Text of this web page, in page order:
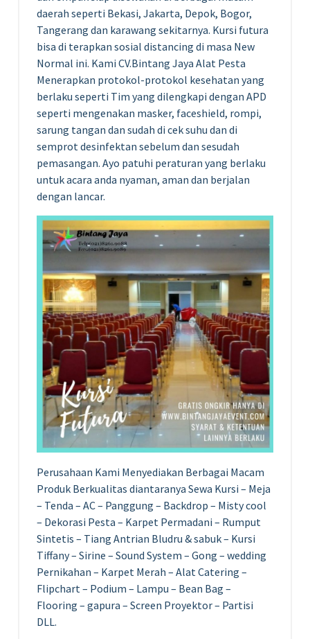
daerah seperti Bekasi, Jakarta, Depok, Bogor,
Tangerang dan karawang sekitarnya. Kursi futura
bisa di terapkan sosial distancing di masa New
Normal ini. Kami CV.Bintang Jaya Alat Pesta
Menerapkan protokol-protokol kesehatan yang
berlaku seperti Tim yang dilengkapi dengan APD
seperti mengenakan masker, faceshield, rompi,
sarung tangan dan sudah di cek suhu dan di
semprot desinfektan sebelum dan sesudah
pemasangan. Ayo patuhi peraturan yang berlaku
untuk acara anda nyaman, aman dan berjalan
dengan lancar.
Perusahaan Kami Menyediakan Berbagai Macam
Produk Berkualitas diantaranya Sewa Kursi – Meja
– Tenda – AC – Panggung – Backdrop – Misty cool
– Dekorasi Pesta – Karpet Permadani – Rumput
Sintetis – Tiang Antrian Bludru & sabuk – Kursi
Tiffany – Sirine – Sound System – Gong – wedding
Pernikahan – Karpet Merah – Alat Catering –
Flipchart – Podium – Lampu – Bean Bag –
Flooring – gapura – Screen Proyektor – Partisi
DLL.